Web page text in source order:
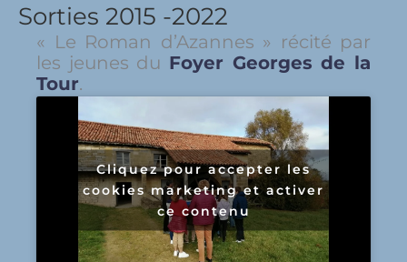
Sorties 2015 -2022
« Le Roman d’Azannes » récité par
les jeunes du Foyer Georges de la
Tour.
Cliquez pour accepter les
cookies marketing et activer
ce contenu